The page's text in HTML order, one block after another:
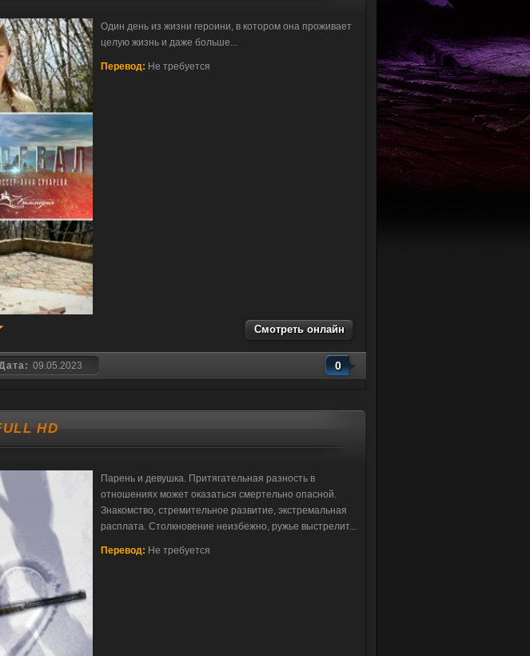
Один день из жизни героини, в котором она проживает
целую жизнь и даже больше...
Перевод: Не требуется
Смотреть онлайн
09.05.2023 0
HD
Парень и девушка. Притягательная разность в
отношениях может оказаться смертельно опасной.
Знакомство, стремительное развитие, экстремальная
расплата. Столкновение неизбежно, ружье выстрелит...
Перевод: Не требуется